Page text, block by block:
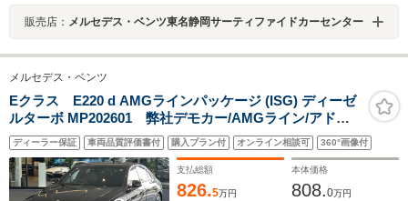
販売店： メルセデス・ベンツ東名静岡サーティファイドカーセンター
メルセデス・ベンツ
Eクラス E220 d AMGラインパッケージ (ISG) ディーゼ
ルターボ MP202601 弊社デモカー/AMGライン/アドバ
ンスドP/HUD/電動トランク/オートハイビーム/360度カメ
ラ/キーレス/ワイヤレスチャージング/シートヒーター/電
動シート(メモリ付)/整備記録簿付き/禁煙車/アンビエント
ライト64色
ディーラー保証 車両品質評価書付 購入プラン付 オンライン相談可 360°画像付
支払総額
826.5万円
本体価格
808.0万円